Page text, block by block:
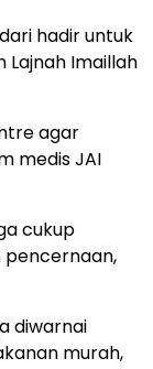
hadir untuk
Imaillah
agar
medis JAI
cukup
pencernaan,
diwarnai
murah,